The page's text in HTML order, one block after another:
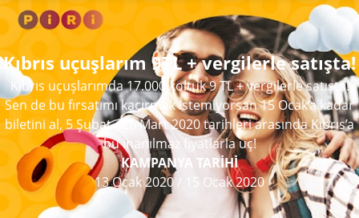
Kıbrıs uçuşlarım 9TL + vergilerle satışta!
Kıbrıs uçuşlarımda 17.000 koltuk 9 TL + vergilerle satışta!
Sen de bu fırsatımı kaçırmak istemiyorsan 15 Ocak’a kadar
biletini al, 5 Şubat - 26 Mart 2020 tarihleri arasında Kıbrıs’a
bu inanılmaz fiyatlarla uç!
KAMPANYA TARİHİ
13 Ocak 2020/ 15 Ocak 2020